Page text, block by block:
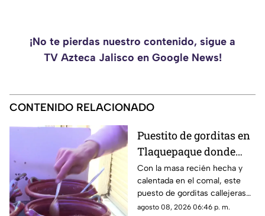
¡No te pierdas nuestro contenido, sigue a
TV Azteca Jalisco en Google News!
CONTENIDO RELACIONADO
Puestito de gorditas en
Tlaquepaque donde
una nunca es suficiente
Con la masa recién hecha y
calentada en el comal, este
puesto de gorditas callejeras
en Tlaquepaque promete
agosto 08, 2026 06:46 p. m.